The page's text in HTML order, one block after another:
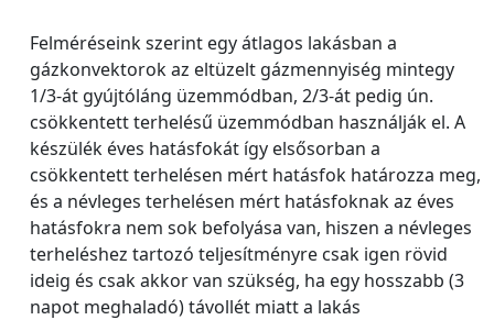
Felméréseink szerint egy átlagos lakásban a
gázkonvektorok az eltüzelt gázmennyiség mintegy
1/3-át gyújtóláng üzemmódban, 2/3-át pedig ún.
csökkentett terhelésű üzemmódban használják el. A
készülék éves hatásfokát így elsősorban a
csökkentett terhelésen mért hatásfok határozza meg,
és a névleges terhelésen mért hatásfoknak az éves
hatásfokra nem sok befolyása van, hiszen a névleges
terheléshez tartozó teljesítményre csak igen rövid
ideig és csak akkor van szükség, ha egy hosszabb (3
napot meghaladó) távollét miatt a lakás